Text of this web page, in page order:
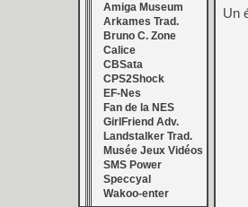
Amiga Museum
Arkames Trad.
Bruno C. Zone
Calice
CBSata
CPS2Shock
EF-Nes
Fan de la NES
GirlFriend Adv.
Landstalker Trad.
Musée Jeux Vidéos
SMS Power
Speccyal
Wakoo-enter
Un